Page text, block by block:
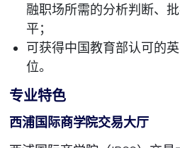
融职场所需的分析判断、
平；
可获得中国教育部认可的
位。
专业特色
西浦国际商学院交易大厅